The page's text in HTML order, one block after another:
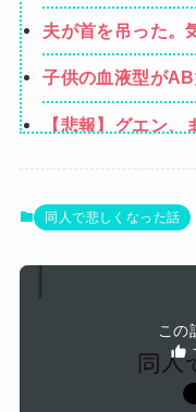
本当にすみません
ゃないしね、うち
ら」と会話が聞こ
夫が首を吊った。
それを傍観するト
の義実家をでて
でもない秘密があ
子供の血液型が
るからA型で合っ
べてみよう」→ 結
【悲報】グエン、
【画像】キングダ
ワイ、「着衣おっ
【警告】医師「米
同人で悲しくなった話
この